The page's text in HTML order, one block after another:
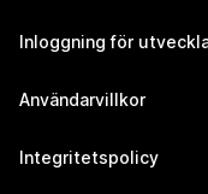
Inloggning för
Användarvillkor
Integritetspolicy